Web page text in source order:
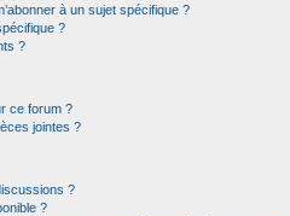
à un sujet spécifique ?
?
?
ce forum ?
jointes ?
?
?